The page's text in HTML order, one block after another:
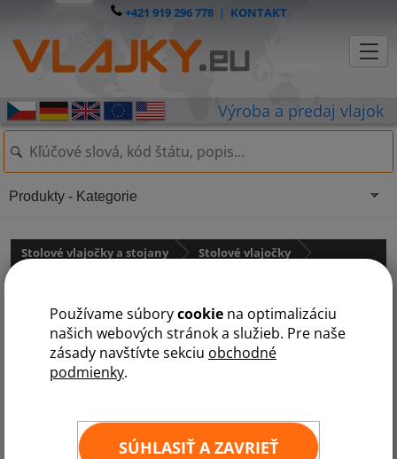
Používame súborycookie na optimalizáciu
našich webových stránok a služieb. Pre naše
zásady navštívte sekciu obchodné
podmienky.
SÚHLASIŤ A ZAVRIEŤ
+421 919 296 778| KONTAKT
Stolové vlajočky a stojany
Stolové vlajočky
Nový Zéland
Produkty - Kategorie